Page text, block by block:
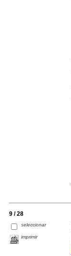
9 / 28
seleccionar
imprimir